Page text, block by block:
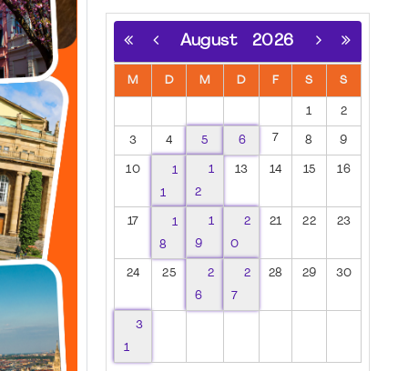
August 2026
M D M D F S S
1 2
3 4 5 6 7 8 9
10
1
1
1
2
13 14 15 16
17
1
8
1
9
2
0
21 22 23
24 25
2
6
2
7
28 29 30
3
1